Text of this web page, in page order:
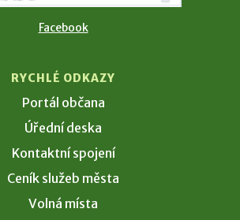
Facebook
RYCHLÉ ODKAZY
Portál občana
Úřední deska
Kontaktní spojení
Ceník služeb města
Volná místa